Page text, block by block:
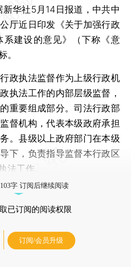
新华社5月14日报道，中共中
厅近日印发《关于加强行政
系建设的意见》（下称《意
。
执法监督作为上级行政机
执法工作的内部层级监督，
重要组成部分。司法行政部
督机构，代表本级政府承担
。县级以上政府部门在本级
下，负责指导监督本行政区
法工作。
字 订阅后继续阅读
已订阅的阅读权限
订阅/会员升级